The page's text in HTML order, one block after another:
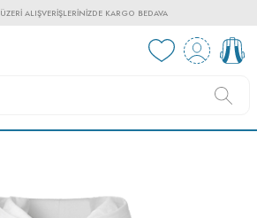
ALIŞVERIŞLERINIZDE KARGO BEDAVA